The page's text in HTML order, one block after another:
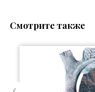
Смотрите также